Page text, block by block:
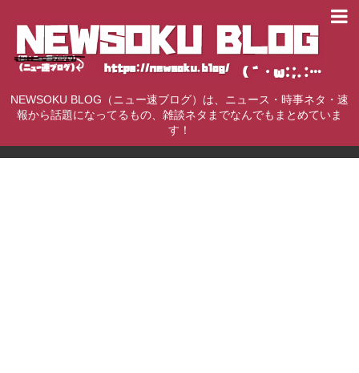
NEWSOKU BLOG（ニュー速ブログ）は、ニュース・時事ネタ・速
報から話題になってるもの、雑談ネタまでなんでもまとめていま
す！